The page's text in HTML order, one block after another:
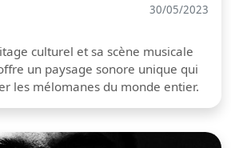
30/05/2023
culturel et sa scène musicale
un paysage sonore unique qui
les mélomanes du monde entier.